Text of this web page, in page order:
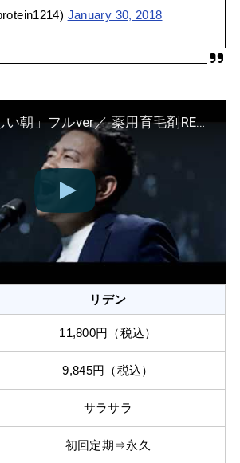
January 30, 2018
宮迫博之「新しい朝」フルver／ 薬用育毛剤REDEN（リデン）テーマソング
リデン
11,800円（税込）
9,845円（税込）
サラサラ
初回定期⇒永久